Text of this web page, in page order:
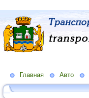
Главная Авто